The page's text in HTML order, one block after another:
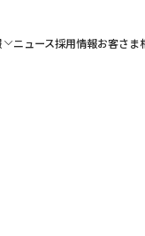
ニュース採用情報お客さま